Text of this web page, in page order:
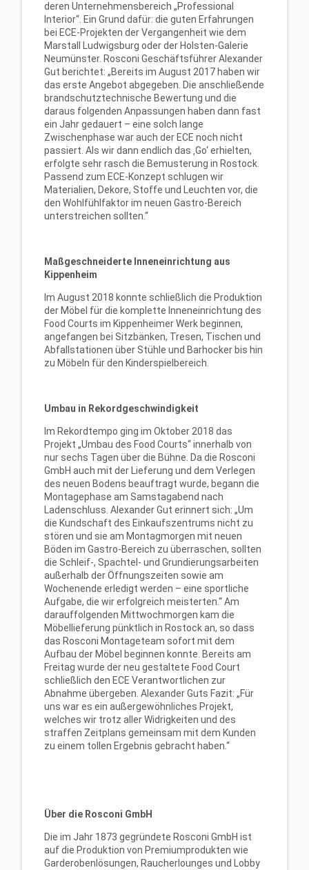
deren Unternehmensbereich „Professional
Interior“. Ein Grund dafür: die guten Erfahrungen
bei ECE-Projekten der Vergangenheit wie dem
Marstall Ludwigsburg oder der Holsten-Galerie
Neumünster. Rosconi Geschäftsführer Alexander
Gut berichtet: „Bereits im August 2017 haben wir
das erste Angebot abgegeben. Die anschließende
brandschutztechnische Bewertung und die
daraus folgenden Anpassungen haben dann fast
ein Jahr gedauert – eine solch lange
Zwischenphase war auch der ECE noch nicht
passiert. Als wir dann endlich das ‚Go‘ erhielten,
erfolgte sehr rasch die Bemusterung in Rostock.
Passend zum ECE-Konzept schlugen wir
Materialien, Dekore, Stoffe und Leuchten vor, die
den Wohlfühlfaktor im neuen Gastro-Bereich
unterstreichen sollten.“
Maßgeschneiderte Inneneinrichtung aus
Kippenheim
Im August 2018 konnte schließlich die Produktion
der Möbel für die komplette Inneneinrichtung des
Food Courts im Kippenheimer Werk beginnen,
angefangen bei Sitzbänken, Tresen, Tischen und
Abfallstationen über Stühle und Barhocker bis hin
zu Möbeln für den Kinderspielbereich.
Umbau in Rekordgeschwindigkeit
Im Rekordtempo ging im Oktober 2018 das
Projekt „Umbau des Food Courts“ innerhalb von
nur sechs Tagen über die Bühne. Da die Rosconi
GmbH auch mit der Lieferung und dem Verlegen
des neuen Bodens beauftragt wurde, begann die
Montagephase am Samstagabend nach
Ladenschluss. Alexander Gut erinnert sich: „Um
die Kundschaft des Einkaufszentrums nicht zu
stören und sie am Montagmorgen mit neuen
Böden im Gastro-Bereich zu überraschen, sollten
die Schleif-, Spachtel- und Grundierungsarbeiten
außerhalb der Öffnungszeiten sowie am
Wochenende erledigt werden – eine sportliche
Aufgabe, die wir erfolgreich meisterten.“ Am
darauffolgenden Mittwochmorgen kam die
Möbellieferung pünktlich in Rostock an, so dass
das Rosconi Montageteam sofort mit dem
Aufbau der Möbel beginnen konnte. Bereits am
Freitag wurde der neu gestaltete Food Court
schließlich den ECE Verantwortlichen zur
Abnahme übergeben. Alexander Guts Fazit: „Für
uns war es ein außergewöhnliches Projekt,
welches wir trotz aller Widrigkeiten und des
straffen Zeitplans gemeinsam mit dem Kunden
zu einem tollen Ergebnis gebracht haben.“
Über die Rosconi GmbH
Die im Jahr 1873 gegründete Rosconi GmbH ist
auf die Produktion von Premiumprodukten wie
Garderobenlösungen, Raucherlounges und Lobby